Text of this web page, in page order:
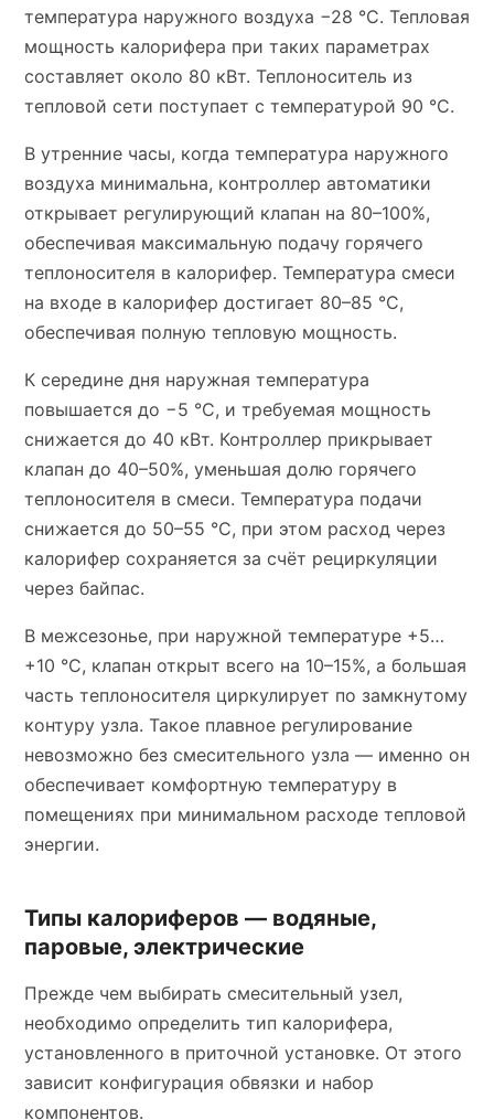
температура наружного воздуха −28 °C. Тепловая
мощность калорифера при таких параметрах
составляет около 80 кВт. Теплоноситель из
тепловой сети поступает с температурой 90 °C.
В утренние часы, когда температура наружного
воздуха минимальна, контроллер автоматики
открывает регулирующий клапан на 80–100%,
обеспечивая максимальную подачу горячего
теплоносителя в калорифер. Температура смеси
на входе в калорифер достигает 80–85 °C,
обеспечивая полную тепловую мощность.
К середине дня наружная температура
повышается до −5 °C, и требуемая мощность
снижается до 40 кВт. Контроллер прикрывает
клапан до 40–50%, уменьшая долю горячего
теплоносителя в смеси. Температура подачи
снижается до 50–55 °C, при этом расход через
калорифер сохраняется за счёт рециркуляции
через байпас.
В межсезонье, при наружной температуре +5…
+10 °C, клапан открыт всего на 10–15%, а большая
часть теплоносителя циркулирует по замкнутому
контуру узла. Такое плавное регулирование
невозможно без смесительного узла — именно он
обеспечивает комфортную температуру в
помещениях при минимальном расходе тепловой
энергии.
Типы калориферов — водяные,
паровые, электрические
Прежде чем выбирать смесительный узел,
необходимо определить тип калорифера,
установленного в приточной установке. От этого
зависит конфигурация обвязки и набор
компонентов.